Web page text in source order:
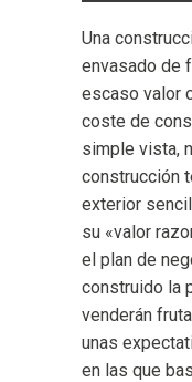
Una
envasado de
escaso valor
coste de
simple vista,
construcción
exterior
su «valor
el plan de
construido la
venderán
unas
en las que